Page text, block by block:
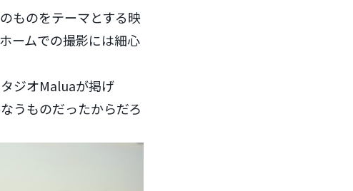
ものをテーマとする映
ームでの撮影には細心
ジオMaluaが掲げ
うものだったからだろ